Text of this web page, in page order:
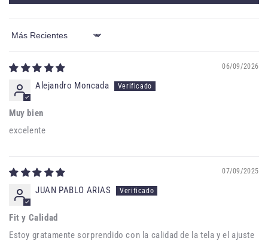
Sort by
06/09/2026
Alejandro Moncada
Muy bien
excelente
07/09/2025
JUAN PABLO ARIAS
Fit y Calidad
Estoy gratamente sorprendido con la calidad de la tela y el ajuste